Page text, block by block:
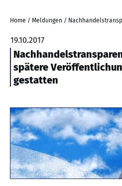
Home / Meldungen /
19.10.2017
spätere
gestatten